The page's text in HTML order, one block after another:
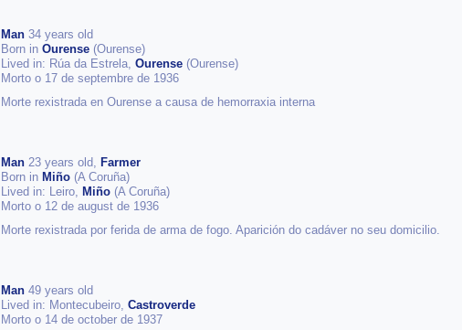
Man 34 years old
Born in Ourense (Ourense)
Lived in: Rúa da Estrela, Ourense (Ourense)
Morto o 17 de septembre de 1936
Morte rexistrada en Ourense a causa de hemorraxia interna
Man 23 years old, Farmer
Born in Miño (A Coruña)
Lived in: Leiro, Miño (A Coruña)
Morto o 12 de august de 1936
Morte rexistrada por ferida de arma de fogo. Aparición do cadáver no seu domicilio.
Man 49 years old
Lived in: Montecubeiro, Castroverde
Morto o 14 de october de 1937